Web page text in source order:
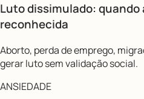
Luto dissimulado: quando
reconhecida
Aborto, perda de emprego,
gerar luto sem validação social.
ANSIEDADE